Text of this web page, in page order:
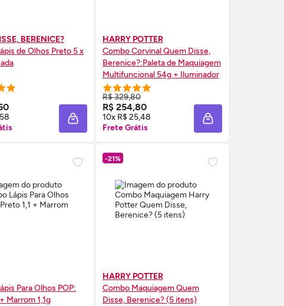
BERENICE?
de Olhos Preto 5 x
AGORA ❯
ADICIONAR À SACOLA
HARRY POTTER
Combo Corvinal Quem Disse,
Berenice?:Paleta de Maquiagem
Multifuncional 54g + Iluminador
Rosado 5g
R$ 329,80
R$ 254,80
10x R$ 25,48
Frete Grátis
COMPRE AGORA ❯
ADICIONAR À
Marrom 1,1g
-21%
HARRY POTTER
Combo Maquiagem Quem
Disse, Berenice? (5 itens)